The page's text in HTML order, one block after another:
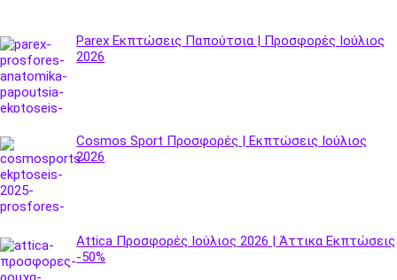
Parex Εκπτώσεις Παπούτσια | Προσφορές Ιούλιος
2026
Cosmos Sport Προσφορές | Εκπτώσεις Ιούλιος
2026
Attica Προσφορές Ιούλιος 2026 | Άττικα Εκπτώσεις
-50%